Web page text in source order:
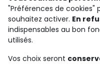
Conditions générales de
Conditions d’utilisation des
Politique de confidentialité
Cookies et données
"Préférences de cookies"
souhaitez activer. En
indispensables au bon
utilisés.
Vos choix seront